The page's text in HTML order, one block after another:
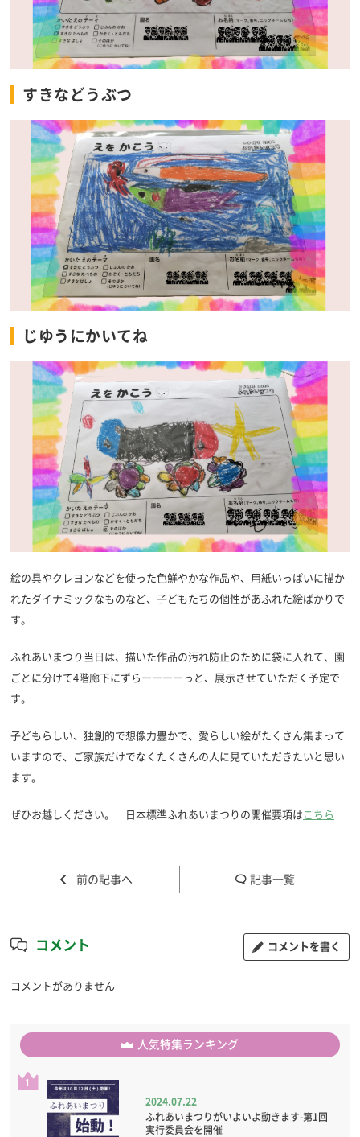
すきなどうぶつ
じゆうにかいてね
絵の具やクレヨンなどを使った色鮮やかな作品や、用紙いっぱいに描か
れたダイナミックなものなど、子どもたちの個性があふれた絵ばかりで
す。
ふれあいまつり当日は、描いた作品の汚れ防止のために袋に入れて、園
ごとに分けて4階廊下にずらーーーーっと、展示させていただく予定で
す。
子どもらしい、独創的で想像力豊かで、愛らしい絵がたくさん集まって
いますので、ご家族だけでなくたくさんの人に見ていただきたいと思い
ます。
ぜひお越しください。 日本標準ふれあいまつりの開催要項は こちら
記事一覧
コメント コメントを書く
コメントがありません
人気特集ランキング
1
2024.07.22
ふれあいまつりがいよいよ動きます-第1回
実行委員会を開催